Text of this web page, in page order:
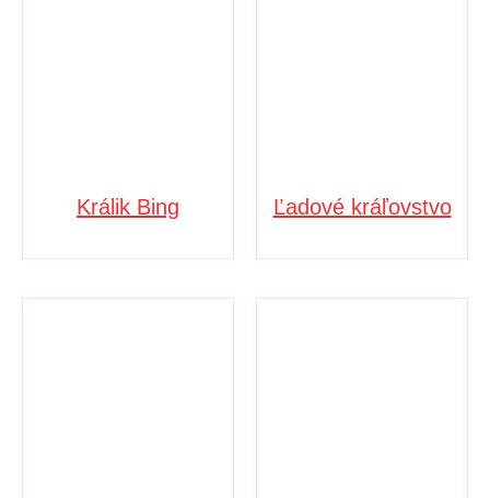
Králik Bing Ľadové kráľovstvo